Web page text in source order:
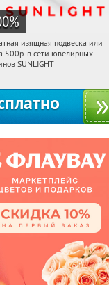
%
Получили:
изящная подвеска или
500р. в сети ювелирных
SUNLIGHT